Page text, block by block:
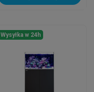
Wysyłka w 24h